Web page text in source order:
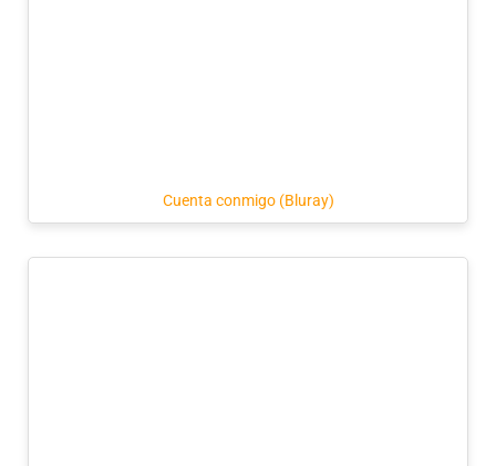
Cuenta conmigo (Bluray)